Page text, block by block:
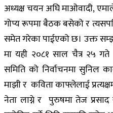
अध्यक्ष चयन अघि माओवादी,
गोप्य रूपमा बैठक बसेको र
समेत गरेका पाईएको छ। उक्त
मा यही २०८१ साल चैत्र २५ गते
समिति को निर्वाचनमा सुनिल
माझी र कविता काफ्लेलाई
नेता लाग्ने र पुरुषमा तेज प्रसाद